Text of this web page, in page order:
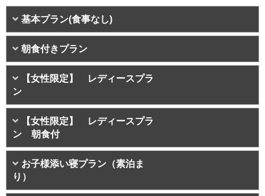
基本プラン(食事なし)
朝食付きプラン
【女性限定】 レディースプラ
ン
【女性限定】 レディースプラ
ン 朝食付
お子様添い寝プラン（素泊ま
り）